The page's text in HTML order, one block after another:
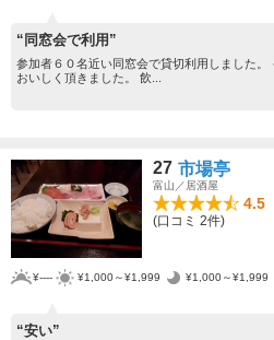
“同窓会で利用”
参加者６０名近い同窓会で貸切利用しました。
おいしく頂きました。 飲...
27 市場亭
富山／居酒屋
4.5
(口コミ 2件)
¥---- ¥1,000～¥1,999 ¥1,000～¥1,999
“安い”